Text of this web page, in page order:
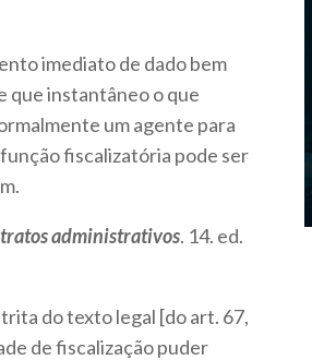
imediato de dado bem
que instantâneo o que
um agente para
fiscalizatória pode ser
administrativos. 14. ed.
do texto legal [do art. 67,
de fiscalização puder